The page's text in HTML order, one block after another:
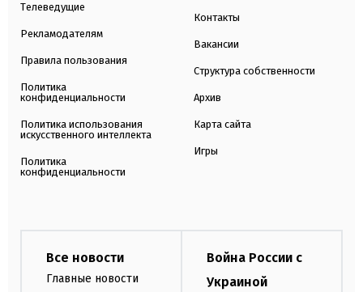
Телеведущие
Рекламодателям
Правила пользования
Политика
конфиденциальности
Политика использования
искусственного интеллекта
Политика
конфиденциальности
Контакты
Вакансии
Структура собственности
Архив
Карта сайта
Игры
Все новости
Главные новости
Война России с
Украиной